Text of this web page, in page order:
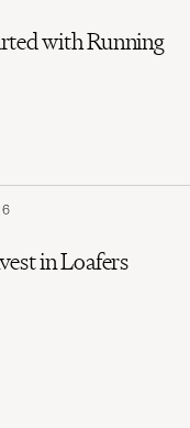
with Running
in Loafers